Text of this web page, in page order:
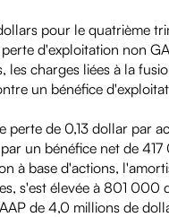
pour le quatrième
d'exploitation non
charges liées à la
un bénéfice
perte de 0,13 dollar par
un bénéfice net de
à base d'actions,
s'est élevée à 801
de 4,0 millions de